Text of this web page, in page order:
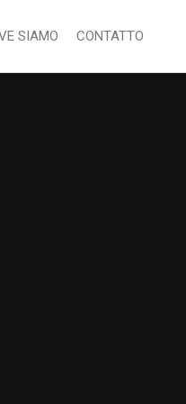
SIAMO CONTATTO